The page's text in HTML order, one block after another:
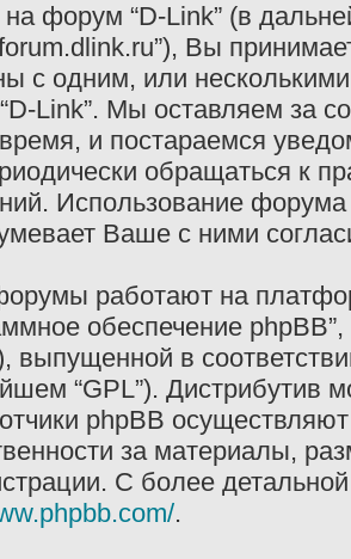
на форум “D-Link” (в
Вы
с одним, или
Link”. Мы оставляем за
и постараемся
обращаться к
Использование
Ваше с ними
работают на
обеспечение
выпущенной в
“GPL”). Дистрибутив
phpBB
за материалы,
С более
.